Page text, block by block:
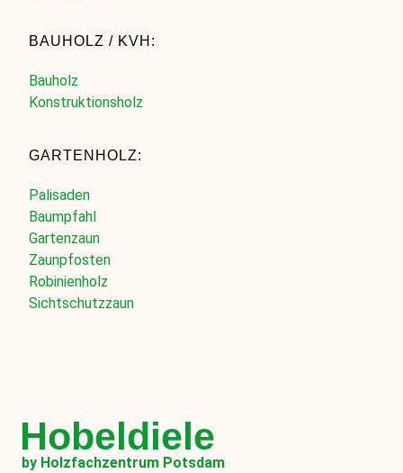
BAUHOLZ / KVH:
Bauholz
Konstruktionsholz
GARTENHOLZ:
Palisaden
Baumpfahl
Gartenzaun
Zaunpfosten
Robinienholz
Sichtschutzzaun
Hobeldiele
by Holzfachzentrum Potsdam